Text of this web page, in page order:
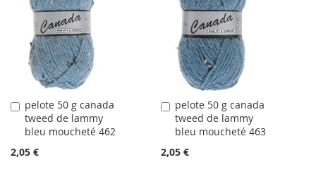
LISTE
D'ACHATS
LISTE
D'ACHATS
pelote 50 g canada
tweed de lammy
bleu moucheté 462
2,05 €
Ajouter
au
panier
pelote 50 g canada
tweed de lammy
bleu moucheté 463
2,05 €
Ajouter
au
panier